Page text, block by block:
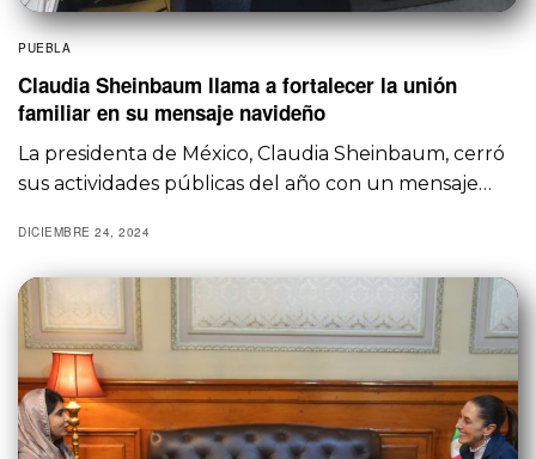
PUEBLA
Claudia Sheinbaum llama a fortalecer la unión
familiar en su mensaje navideño
La presidenta de México, Claudia Sheinbaum, cerró
sus actividades públicas del año con un mensaje…
DICIEMBRE 24, 2024